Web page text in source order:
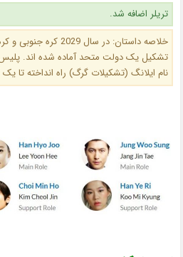
تریلر اضافه شد.
خلاصه داستان:
در سال 2029 کره
تشکیل یک دولت متحد آماده شده اند.
نام ایلانگ (تشکیلات گرگ) راه انداخته تا